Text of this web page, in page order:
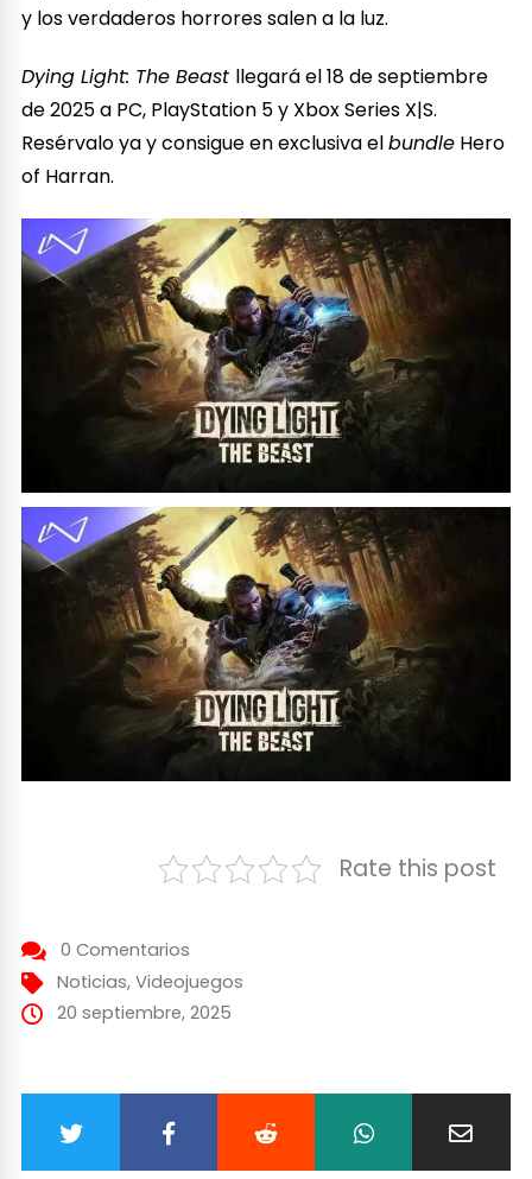
y los verdaderos horrores salen a la luz.
Dying Light: The Beast llegará el 18 de septiembre
de 2025 a PC, PlayStation 5 y Xbox Series X|S.
Resérvalo ya y consigue en exclusiva elbundle Hero
of Harran.
Rate this post
0 Comentarios
Noticias, Videojuegos
20 septiembre, 2025